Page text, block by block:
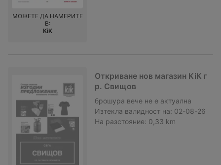
МОЖЕТЕ ДА НАМЕРИТЕ
В:
KiK
Откриване нов магазин KiK г
р. Свищов
брошура вече не е актуална
Изтекла валидност на: 02-08-26
На разстояние: 0,33 km